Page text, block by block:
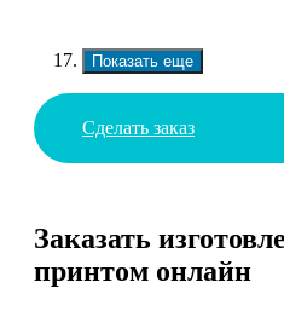
Показать еще
Сделать заказ
Заказать
принтом онлайн